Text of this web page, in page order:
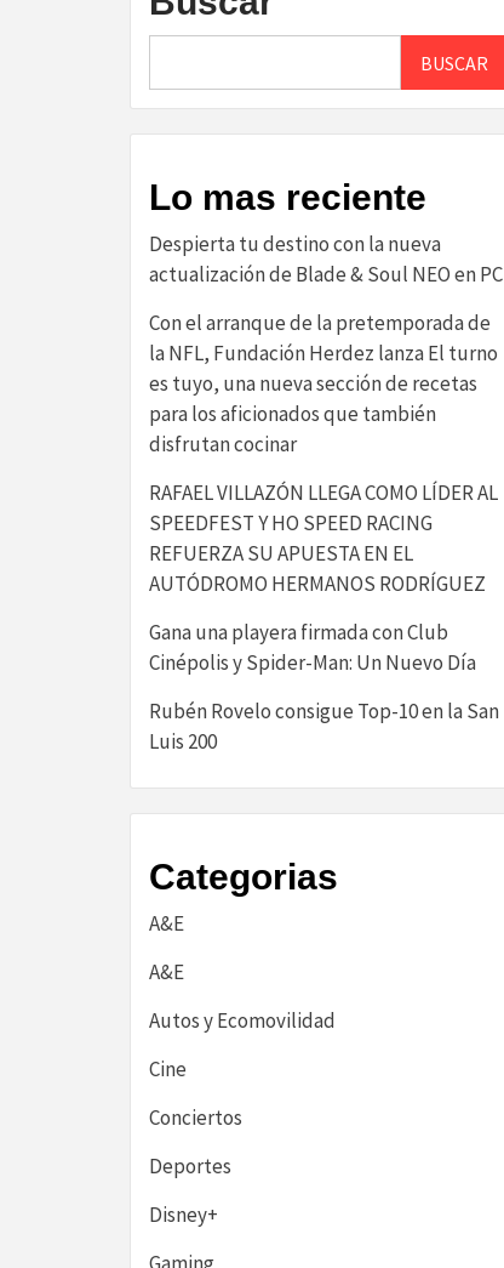
BUSCAR
Lo mas reciente
Despierta tu destino con la nueva
actualización de Blade & Soul NEO en PC
Con el arranque de la pretemporada de
la NFL, Fundación Herdez lanza El turno
es tuyo, una nueva sección de recetas
para los aficionados que también
disfrutan cocinar
RAFAEL VILLAZÓN LLEGA COMO LÍDER AL
SPEEDFEST Y HO SPEED RACING
REFUERZA SU APUESTA EN EL
AUTÓDROMO HERMANOS RODRÍGUEZ
Gana una playera firmada con Club
Cinépolis y Spider-Man: Un Nuevo Día
Rubén Rovelo consigue Top-10 en la San
Luis 200
Categorias
A&E
A&E
Autos y Ecomovilidad
Cine
Conciertos
Deportes
Disney+